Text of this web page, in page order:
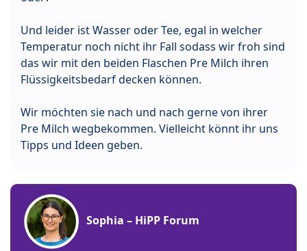
Und leider ist Wasser oder Tee, egal in welcher
Temperatur noch nicht ihr Fall sodass wir froh sind
das wir mit den beiden Flaschen Pre Milch ihren
Flüssigkeitsbedarf decken können.
Wir möchten sie nach und nach gerne von ihrer
Pre Milch wegbekommen. Vielleicht könnt ihr uns
Tipps und Ideen geben.
Sophia – HiPP Forum